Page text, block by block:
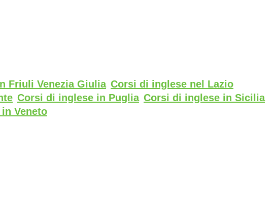
Friuli Venezia Giulia Corsi di inglese nel Lazio
Corsi di inglese in Puglia Corsi di inglese in Sicilia
Veneto